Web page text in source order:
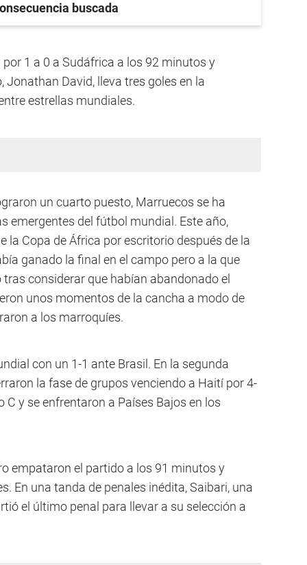
buscada
1 a 0 a Sudáfrica a los 92 minutos y
David, lleva tres goles en la
estrellas mundiales.
un cuarto puesto, Marruecos se ha
emergentes del fútbol mundial. Este año,
la Copa de África por escritorio después de la
ganado la final en el campo pero a la que
considerar que habían abandonado el
unos momentos de la cancha a modo de
a los marroquíes.
con un 1-1 ante Brasil. En la segunda
la fase de grupos venciendo a Haití por 4-
y se enfrentaron a Países Bajos en los
empataron el partido a los 91 minutos y
En una tanda de penales inédita, Saibari, una
el último penal para llevar a su selección a